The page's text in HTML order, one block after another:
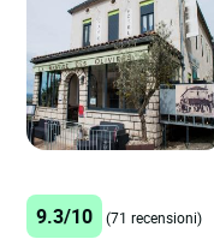
9.3/10 (71 recensioni)